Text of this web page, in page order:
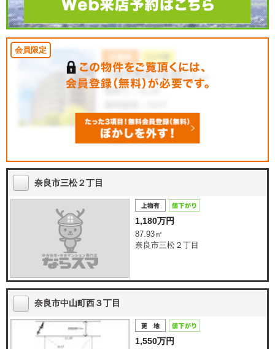
奈良市三松２丁目
1,180万円
87.93㎡
奈良市三松２丁目
奈良市中山町西３丁目
1,550万円